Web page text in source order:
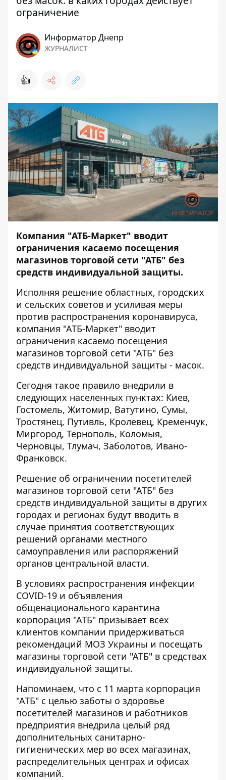
ограничение
Информатор Днепр
ЖУРНАЛИСТ
👍
Компания "АТБ-Маркет" вводит
ограничения касаемо посещения
магазинов торговой сети "АТБ" без
средств индивидуальной защиты.
Исполняя решение областных, городских
и сельских советов и усиливая меры
против распространения коронавируса,
компания "АТБ-Маркет" вводит
ограничения касаемо посещения
магазинов торговой сети "АТБ" без
средств индивидуальной защиты - масок.
Сегодня такое правило внедрили в
следующих населенных пунктах: Киев,
Гостомель, Житомир, Ватутино, Сумы,
Тростянец, Путивль, Кролевец, Кременчук,
Миргород, Тернополь, Коломыя,
Черновцы, Тлумач, Заболотов, Ивано-
Франковск.
Решение об ограничении посетителей
магазинов торговой сети "АТБ" без
средств индивидуальной защиты в других
городах и регионах будут вводить в
случае принятия соответствующих
решений органами местного
самоуправления или распоряжений
органов центральной власти.
В условиях распространения инфекции
COVID-19 и объявления
общенационального карантина
корпорация "АТБ" призывает всех
клиентов компании придерживаться
рекомендаций МОЗ Украины и посещать
магазины торговой сети "АТБ" в средствах
индивидуальной защиты.
Напоминаем, что с 11 марта корпорация
"АТБ" с целью заботы о здоровье
посетителей магазинов и работников
предприятия внедрила целый ряд
дополнительных санитарно-
гигиенических мер во всех магазинах,
распределительных центрах и офисах
компаний.